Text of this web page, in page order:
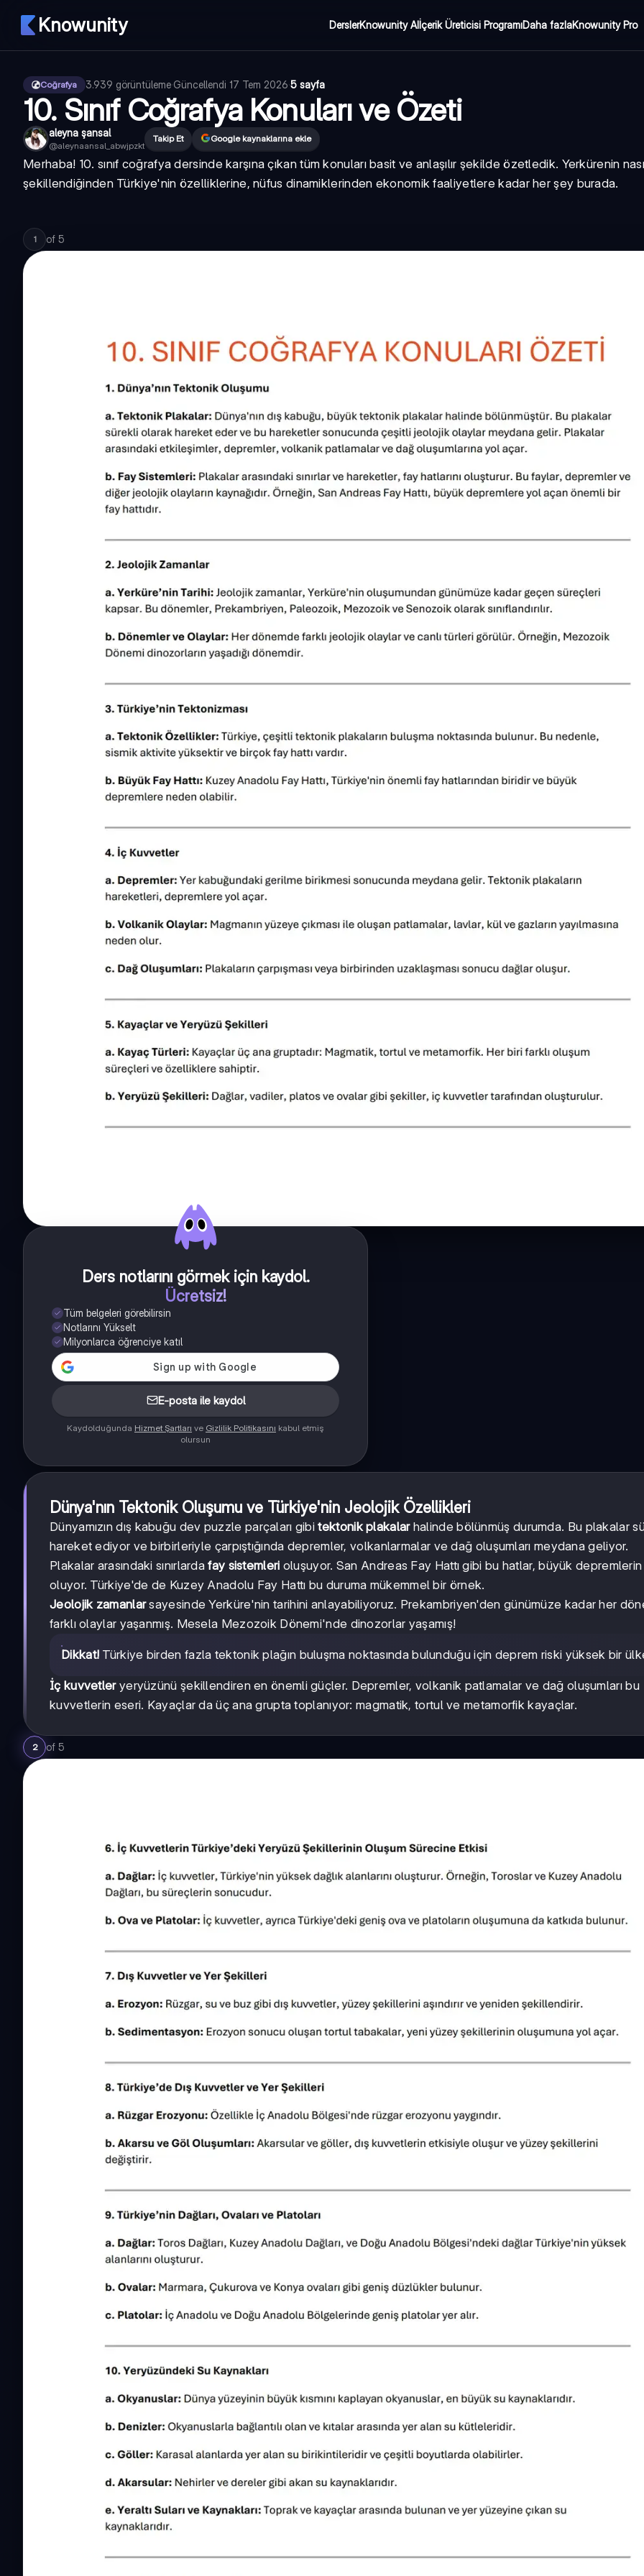
Knowunity DerslerKnowunity AIİçerik Üreticisi ProgramıDaha fazlaKnowunity Pro
Coğrafya 3.939 görüntüleme·Güncellendi 17 Tem 2026·5 sayfa
10. Sınıf Coğrafya Konuları ve Özeti
aleyna şansal
@aleynaansal_abwjpzkt
Takip Et Google kaynaklarına ekle
Merhaba! 10. sınıf coğrafya dersinde karşına çıkan tüm konuları basit ve anlaşılır şekilde özetledik. Yerkürenin
şekillendiğinden Türkiye'nin özelliklerine, nüfus dinamiklerinden ekonomik faaliyetlere kadar her şey burada.
1 of 5
Ders notlarını görmek için kaydol.
Ücretsiz!
Tüm belgeleri görebilirsin
Notlarını Yükselt
Milyonlarca öğrenciye katıl
E-posta ile kaydol
Kaydolduğunda Hizmet Şartları ve Gizlilik Politikasını kabul etmiş
olursun
Dünya'nın Tektonik Oluşumu ve Türkiye'nin Jeolojik Özellikleri
Dünyamızın dış kabuğu dev puzzle parçaları gibitektonik plakalarhalinde bölünmüş durumda. Bu plakalar
hareket ediyor ve birbirleriyle çarpıştığında depremler, volkanlarmalar ve dağ oluşumları meydana geliyor.
Plakalar arasındaki sınırlardafay sistemleri oluşuyor. San Andreas Fay Hattı gibi bu hatlar, büyük depremlerin
oluyor. Türkiye'de de Kuzey Anadolu Fay Hattı bu duruma mükemmel bir örnek.
Jeolojik zamanlarsayesinde Yerküre'nin tarihini anlayabiliyoruz. Prekambriyen'den günümüze kadar her
farklı olaylar yaşanmış. Mesela Mezozoik Dönemi'nde dinozorlar yaşamış!
Dikkat! Türkiye birden fazla tektonik plağın buluşma noktasında bulunduğu için deprem riski yüksek bir
İç kuvvetleryeryüzünü şekillendiren en önemli güçler. Depremler, volkanik patlamalar ve dağ oluşumları bu
kuvvetlerin eseri. Kayaçlar da üç ana grupta toplanıyor: magmatik, tortul ve metamorfik kayaçlar.
2 of 5